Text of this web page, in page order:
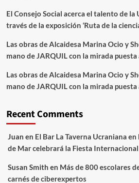
El Consejo Social acerca el talento de la
través de la exposición ‘Ruta de la
Las obras de Alcaidesa Marina Ocio y
mano de JARQUIL con la mirada
Las obras de Alcaidesa Marina Ocio y
mano de JARQUIL con la mirada
Recent Comments
Juan en El Bar La Taverna Ucraniana
de Mar celebrará la Fiesta
Susan Smith en Más de 800 escolares
carnés de ciberexpertos